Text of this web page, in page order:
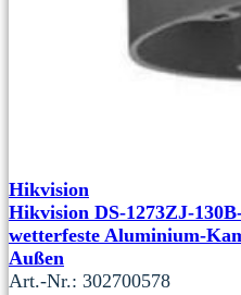
Hikvision
Hikvision DS-1273ZJ-
wetterfeste Aluminium-
Außen
Art.-Nr.: 302700578